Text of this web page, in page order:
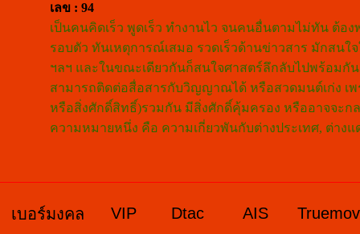
เลข : 94
เป็นคนคิดเร็ว พูดเร็ว ทำงานไว จนคนอื่นตามไม่ทัน ต้
รอบตัว ทันเหตุการณ์เสมอ รวดเร็วด้านข่าวสาร มักสน
ฯลฯ และในขณะเดียวกันก็สนใจศาสตร์ลึกลับไปพร้อมกั
สามารถติดต่อสื่อสารกับวิญญาณได้ หรือสวดมนต์เก่ง เ
หรือสิ่งศักดิ์สิทธิ์)รวมกัน มีสิ่งศักดิ์คุ้มครอง หรืออาจจะก
ความหมายหนึ่ง คือ ความเกี่ยวพันกับต่างประเทศ, ต่างแ
เบอร์มงคล VIP Dtac AIS